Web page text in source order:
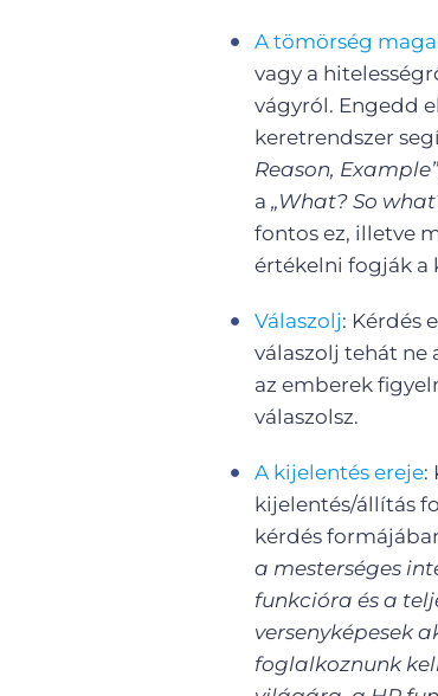
A tömörség
vagy a
vágyról. Engedd
keretrendszer
Reason,
a „What? So
fontos ez, illetve
értékelni fogják a
Válaszolj: Kérdés
válaszolj tehát ne
az emberek
válaszolsz.
A kijelentés ereje:
kijelentés/állítás
kérdés
a mesterséges
funkcióra és a
versenyképesek
foglalkoznunk